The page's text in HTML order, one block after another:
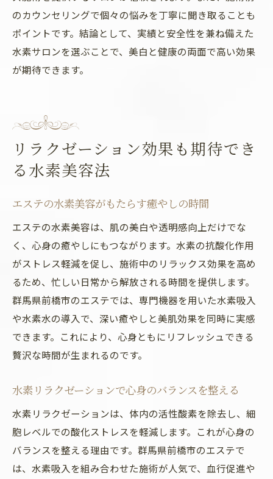
のカウンセリングで個々の悩みを丁寧に聞き取ることも
ポイントです。結論として、実績と安全性を兼ね備えた
水素サロンを選ぶことで、美白と健康の両面で高い効果
が期待できます。
リラクゼーション効果も期待でき
る水素美容法
エステの水素美容がもたらす癒やしの時間
エステの水素美容は、肌の美白や透明感向上だけでな
く、心身の癒やしにもつながります。水素の抗酸化作用
がストレス軽減を促し、施術中のリラックス効果を高め
るため、忙しい日常から解放される時間を提供します。
群馬県前橋市のエステでは、専門機器を用いた水素吸入
や水素水の導入で、深い癒やしと美肌効果を同時に実感
できます。これにより、心身ともにリフレッシュできる
贅沢な時間が生まれるのです。
水素リラクゼーションで心身のバランスを整える
水素リラクゼーションは、体内の活性酸素を除去し、細
胞レベルでの酸化ストレスを軽減します。これが心身の
バランスを整える理由です。群馬県前橋市のエステで
は、水素吸入を組み合わせた施術が人気で、血行促進や